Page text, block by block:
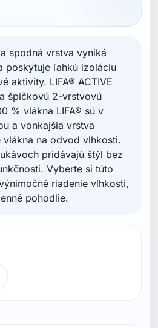
spodná vrstva vyniká
poskytuje ľahkú izoláciu
aktivity. LIFA® ACTIVE
špičkovú 2-vrstvovú
% vlákna LIFA® sú v
a vonkajšia vrstva
vlákna na odvod vlhkosti.
pridávajú štýl bez
Vyberte si túto
riadenie vlhkosti,
pohodlie.